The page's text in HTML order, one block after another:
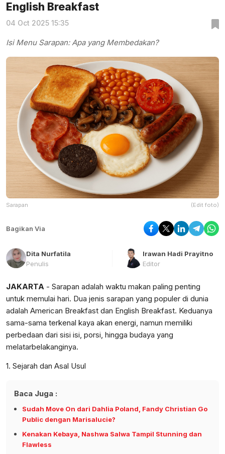
English Breakfast
04 Oct 2025 15:35
Isi Menu Sarapan: Apa yang Membedakan?
Sarapan (Edit foto)
Bagikan Via
Dita Nurfatila
Penulis
Irawan Hadi Prayitno
Editor
JAKARTA - Sarapan adalah waktu makan paling penting
untuk memulai hari. Dua jenis sarapan yang populer di dunia
adalah American Breakfast dan English Breakfast. Keduanya
sama-sama terkenal kaya akan energi, namun memiliki
perbedaan dari sisi isi, porsi, hingga budaya yang
melatarbelakanginya.
1. Sejarah dan Asal Usul
Baca Juga :
Sudah Move On dari Dahlia Poland, Fandy Christian Go
Public dengan Marisalucie?
Kenakan Kebaya, Nashwa Salwa Tampil Stunning dan
Flawless